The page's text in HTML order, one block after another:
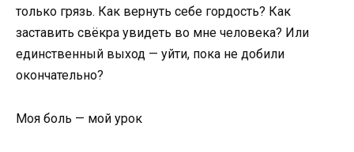
только грязь. Как вернуть себе гордость? Как
заставить свёкра увидеть во мне человека? Или
единственный выход — уйти, пока не добили
окончательно?
Моя боль — мой урок